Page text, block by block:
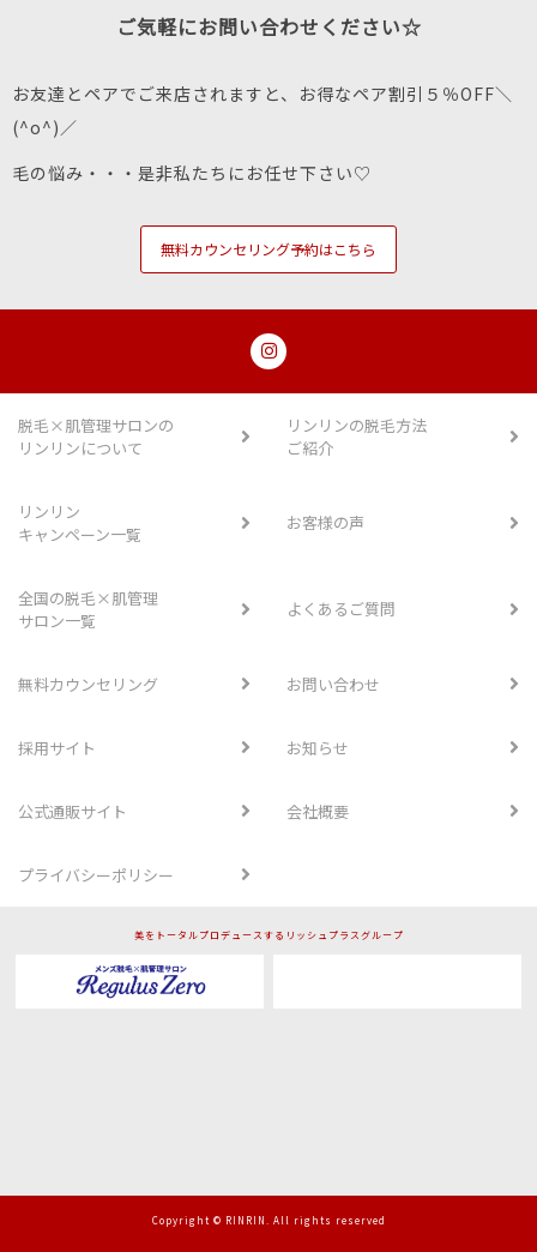
ご気軽にお問い合わせください☆
お友達とペアでご来店されますと、お得なペア割引５％OFF＼
(^o^)／
毛の悩み・・・是非私たちにお任せ下さい♡
無料カウンセリング予約はこちら
脱毛×肌管理サロンの
リンリンについて
リンリンの脱毛方法
ご紹介
リンリン
キャンペーン一覧
お客様の声
全国の脱毛×肌管理
サロン一覧
よくあるご質問
無料カウンセリング お問い合わせ
採用サイト お知らせ
公式通販サイト 会社概要
プライバシーポリシー
美をトータルプロデュースするリッシュプラスグループ
Copyright © RINRIN. All rights reserved